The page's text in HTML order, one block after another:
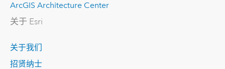
ArcGIS Architecture Center
关于 Esri
关于我们
招贤纳士